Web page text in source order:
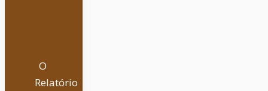
O
Relatório